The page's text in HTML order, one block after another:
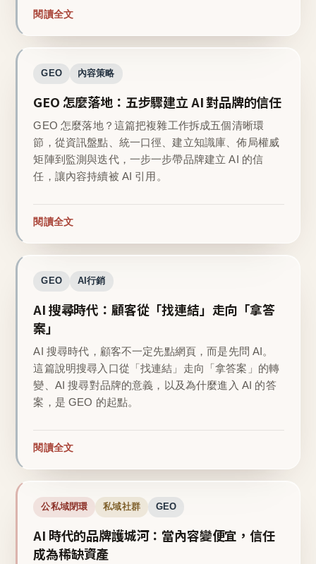
閱讀全文
GEO 內容策略
GEO 怎麼落地：五步驟建立 AI 對品牌的信任
GEO 怎麼落地？這篇把複雜工作拆成五個清晰環
節，從資訊盤點、統一口徑、建立知識庫、佈局權威
矩陣到監測與迭代，一步一步帶品牌建立 AI 的信
任，讓內容持續被 AI 引用。
閱讀全文
GEO AI行銷
AI 搜尋時代：顧客從「找連結」走向「拿答
案」
AI 搜尋時代，顧客不一定先點網頁，而是先問 AI。
這篇說明搜尋入口從「找連結」走向「拿答案」的轉
變、AI 搜尋對品牌的意義，以及為什麼進入 AI 的答
案，是 GEO 的起點。
閱讀全文
公私域閉環 私域社群 GEO
AI 時代的品牌護城河：當內容變便宜，信任
成為稀缺資產